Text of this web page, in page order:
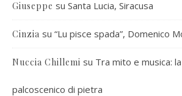
Giuseppe su Santa Lucia, Siracusa
Cinzia su “Lu pisce spada”, Domenico
Nuccia Chillemi su Tra mito e musica:
palcoscenico di pietra